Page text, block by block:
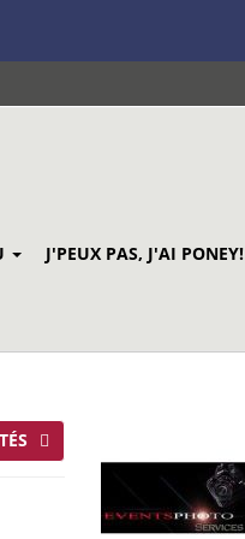
J'PEUX PAS, J'AI PONEY!